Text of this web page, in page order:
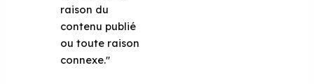
raison du
contenu publié
ou toute raison
connexe."